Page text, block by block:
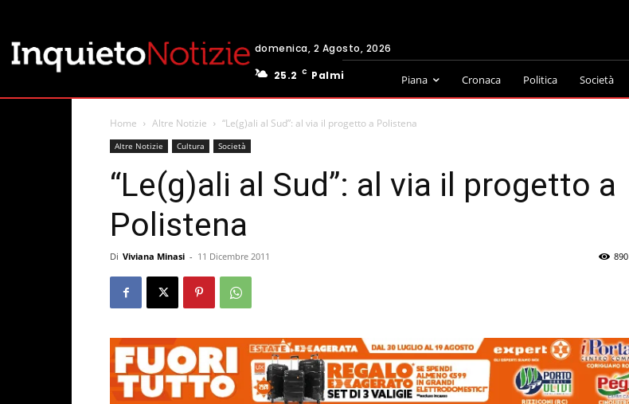
domenica, 2 Agosto, 2026
25.2
C Palmi Piana Cronaca Politica Società
Home Altre Notizie “Le(g)ali al Sud”: al via il progetto a Polistena
Altre Notizie Cultura Società
“Le(g)ali al Sud”: al via il progetto a
Polistena
Di Viviana Minasi - 11 Dicembre 2011 890